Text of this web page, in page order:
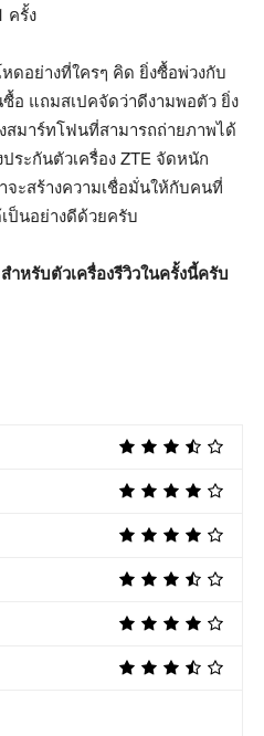
ครั้ง
ดอย่างที่ใครๆ คิด ยิ่งซื้อพ่วงกับ
อ แถมสเปคจัดว่าดีงามพอตัว ยิ่ง
สมาร์ทโฟนที่สามารถถ่ายภาพได้
ระกันตัวเครื่อง ZTE จัดหนัก
จะสร้างความเชื่อมั่นให้กับคนที่
ป็นอย่างดีด้วยครับ
หรับตัวเครื่องรีวิวในครั้งนี้ครับ